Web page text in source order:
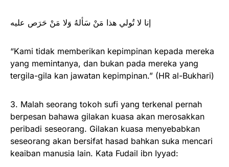
إنا لا تُولي هذا مَنْ سَألهُ وَلا مَنْ حَرَص عليه
“Kami tidak memberikan kepimpinan kepada mereka
yang memintanya, dan bukan pada mereka yang
tergila-gila kan jawatan kepimpinan.” (HR al-Bukhari)
3. Malah seorang tokoh sufi yang terkenal pernah
berpesan bahawa gilakan kuasa akan merosakkan
peribadi seseorang. Gilakan kuasa menyebabkan
seseorang akan bersifat hasad bahkan suka mencari
keaiban manusia lain. Kata Fudail ibn Iyyad: